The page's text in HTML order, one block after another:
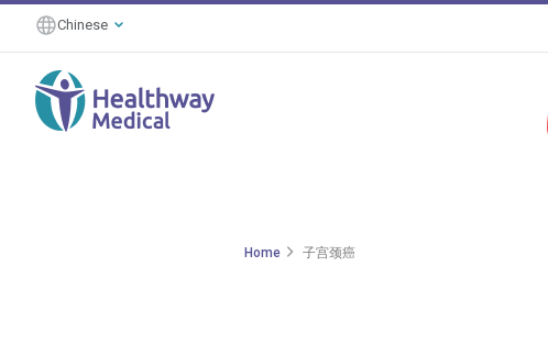
Chinese
Home 子宫颈癌